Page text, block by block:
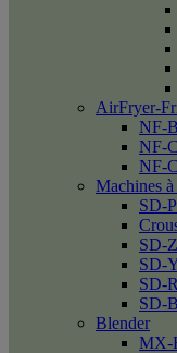
AirFryer-
NF-
NF-
NF-
Machines à
SD-
SD-
SD-
SD-
SD-
Blender
MX-